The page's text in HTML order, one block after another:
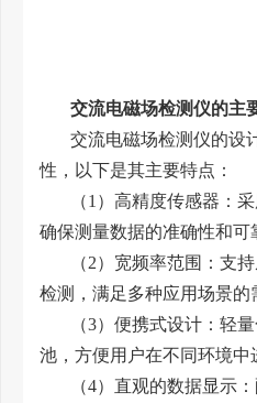
交流电磁场检测仪的主
交流电磁场检测仪的设
性，以下是其主要特点：
（1）高精度传感器：
确保测量数据的准确性和可
（2）宽频率范围：支
检测，满足多种应用场景的
（3）便携式设计：轻
池，方便用户在不同环境中
（4）直观的数据显示